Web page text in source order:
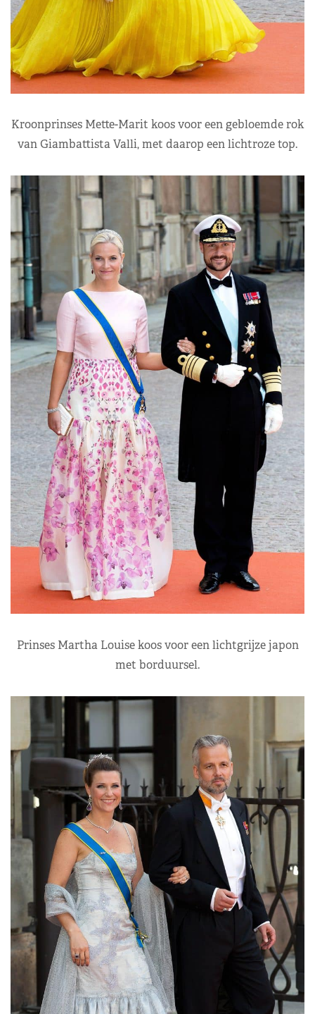
Kroonprinses Mette-Marit koos voor een gebloemde rok
van Giambattista Valli, met daarop een lichtroze top.
Prinses Martha Louise koos voor een lichtgrijze japon
met borduursel.